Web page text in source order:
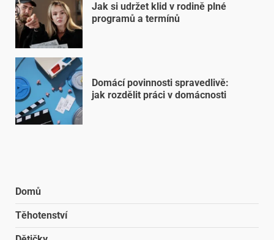
Jak si udržet klid v rodině plné
programů a termínů
Domácí povinnosti spravedlivě:
jak rozdělit práci v domácnosti
Domů
Těhotenství